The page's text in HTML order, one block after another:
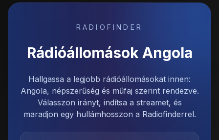
RADIOFINDER
Rádióállomások Angola
Hallgassa a legjobb rádióállomásokat innen:
Angola, népszerűség és műfaj szerint rendezve.
Válasszon irányt, indítsa a streamet, és
maradjon egy hullámhosszon a Radiofinderrel.